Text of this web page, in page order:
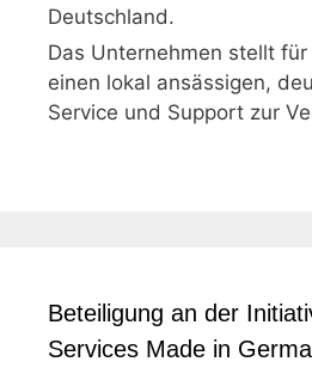
Deutschland.
Das Unternehmen stellt
einen lokal ansässigen,
Service und Support zur
Beteiligung an der
Services Made in